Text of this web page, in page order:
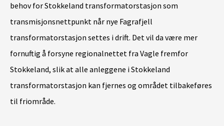
behov for Stokkeland transformatorstasjon som
transmisjonsnettpunkt når nye Fagrafjell
transformatorstasjon settes i drift. Det vil da være mer
fornuftig å forsyne regionalnettet fra Vagle fremfor
Stokkeland, slik at alle anleggene i Stokkeland
transformatorstasjon kan fjernes og området tilbakeføres
til friområde.